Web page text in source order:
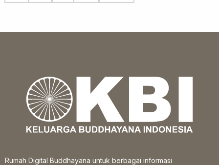
Rumah Digital Buddhayana untuk berbagai informasi